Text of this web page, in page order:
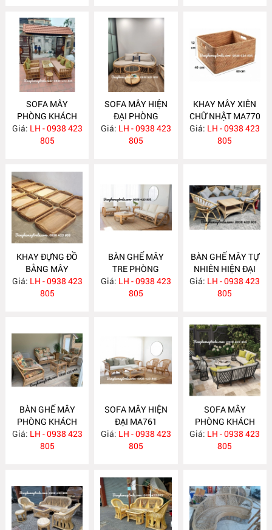
SOFA MÂY
PHÒNG KHÁCH
KIỂU DÁNG ĐƠN
GIẢN MA778
Giá: LH - 0938 423
805
SOFA MÂY HIỆN
ĐẠI PHÒNG
KHÁCH MA777
Giá: LH - 0938 423
805
KHAY MÂY XIÊN
CHỮ NHẬT MA770
Giá: LH - 0938 423
805
KHAY ĐỰNG ĐỒ
BẰNG MÂY
MA769
Giá: LH - 0938 423
805
BÀN GHẾ MÂY
TRE PHÒNG
KHÁCH MA764
Giá: LH - 0938 423
805
BÀN GHẾ MÂY TỰ
NHIÊN HIỆN ĐẠI
MA763
Giá: LH - 0938 423
805
BÀN GHẾ MÂY
PHÒNG KHÁCH
MA762
Giá: LH - 0938 423
805
SOFA MÂY HIỆN
ĐẠI MA761
Giá: LH - 0938 423
805
SOFA MÂY
PHÒNG KHÁCH
MA760
Giá: LH - 0938 423
805